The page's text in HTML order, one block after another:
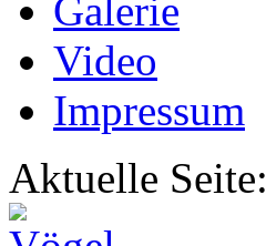
Galerie
Video
Impressum
Aktuelle Seite: